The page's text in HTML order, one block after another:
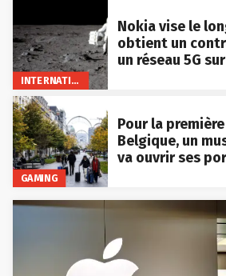
INTERNATIONAL
Nokia vise le
obtient un
un réseau 5G
GAMING
Pour la
Belgique, un
va ouvrir ses